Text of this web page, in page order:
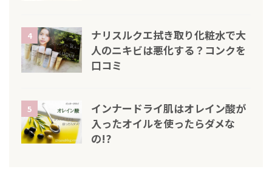
4
ナリスルクエ拭き取り化粧水で大
人のニキビは悪化する？コンクを
口コミ
5
インナードライ肌はオレイン酸が
入ったオイルを使ったらダメな
の!?